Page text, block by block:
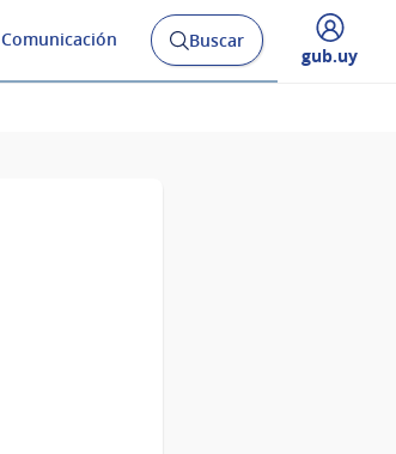
Comunicación
Abrir
buscador
Buscar
Desplegar
gub.uy